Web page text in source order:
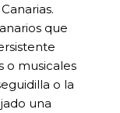
que
o musicales
o la
una